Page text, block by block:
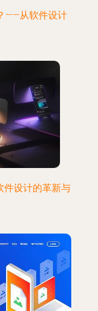
——从软件设计
件设计的革新与